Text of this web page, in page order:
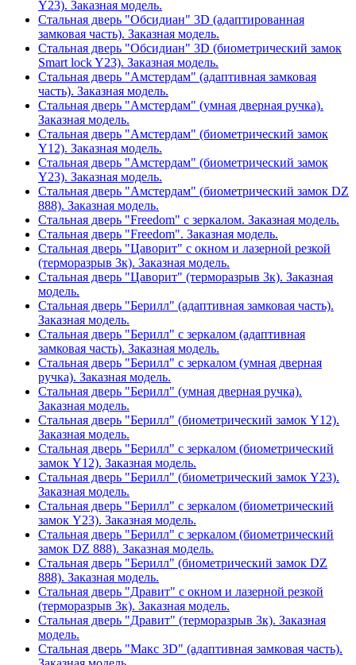
Y23). Заказная модель.
Стальная дверь "Обсидиан" 3D (адаптированная
замковая часть). Заказная модель.
Стальная дверь "Обсидиан" 3D (биометрический замок
Smart lock Y23). Заказная модель.
Стальная дверь "Амстердам" (адаптивная замковая
часть). Заказная модель.
Стальная дверь "Амстердам" (умная дверная ручка).
Заказная модель.
Стальная дверь "Амстердам" (биометрический замок
Y12). Заказная модель.
Стальная дверь "Амстердам" (биометрический замок
Y23). Заказная модель.
Стальная дверь "Амстердам" (биометрический замок DZ
888). Заказная модель.
Стальная дверь "Freedom" с зеркалом. Заказная модель.
Стальная дверь "Freedom". Заказная модель.
Стальная дверь "Цаворит" с окном и лазерной резкой
(терморазрыв 3к). Заказная модель.
Стальная дверь "Цаворит" (терморазрыв 3к). Заказная
модель.
Стальная дверь "Берилл" (адаптивная замковая часть).
Заказная модель.
Стальная дверь "Берилл" с зеркалом (адаптивная
замковая часть). Заказная модель.
Стальная дверь "Берилл" с зеркалом (умная дверная
ручка). Заказная модель.
Стальная дверь "Берилл" (умная дверная ручка).
Заказная модель.
Стальная дверь "Берилл" (биометрический замок Y12).
Заказная модель.
Стальная дверь "Берилл" с зеркалом (биометрический
замок Y12). Заказная модель.
Стальная дверь "Берилл" (биометрический замок Y23).
Заказная модель.
Стальная дверь "Берилл" с зеркалом (биометрический
замок Y23). Заказная модель.
Стальная дверь "Берилл" с зеркалом (биометрический
замок DZ 888). Заказная модель.
Стальная дверь "Берилл" (биометрический замок DZ
888). Заказная модель.
Стальная дверь "Дравит" с окном и лазерной резкой
(терморазрыв 3к). Заказная модель.
Стальная дверь "Дравит" (терморазрыв 3к). Заказная
модель.
Стальная дверь "Макс 3D" (адаптивная замковая часть).